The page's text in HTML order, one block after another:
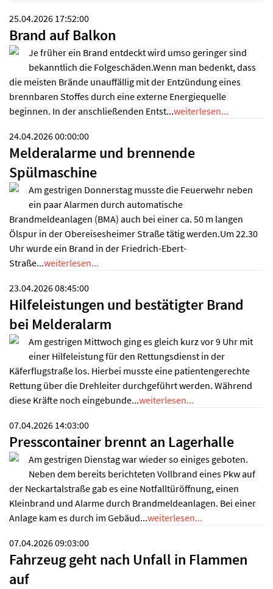
25.04.2026 17:52:00
Brand auf Balkon
Je früher ein Brand entdeckt wird umso geringer sind
bekanntlich die Folgeschäden.Wenn man bedenkt, dass
die meisten Brände unauffällig mit der Entzündung eines
brennbaren Stoffes durch eine externe Energiequelle
beginnen. In der anschließenden Entst...weiterlesen...
24.04.2026 00:00:00
Melderalarme und brennende
Spülmaschine
Am gestrigen Donnerstag musste die Feuerwehr neben
ein paar Alarmen durch automatische
Brandmeldeanlagen (BMA) auch bei einer ca. 50 m langen
Ölspur in der Obereisesheimer Straße tätig werden.Um 22.30
Uhr wurde ein Brand in der Friedrich-Ebert-
Straße...weiterlesen...
23.04.2026 08:45:00
Hilfeleistungen und bestätigter Brand
bei Melderalarm
Am gestrigen Mittwoch ging es gleich kurz vor 9 Uhr mit
einer Hilfeleistung für den Rettungsdienst in der
Käferflugstraße los. Hierbei musste eine patientengerechte
Rettung über die Drehleiter durchgeführt werden. Während
diese Kräfte noch eingebunde...weiterlesen...
07.04.2026 14:03:00
Presscontainer brennt an Lagerhalle
Am gestrigen Dienstag war wieder so einiges geboten.
Neben dem bereits berichteten Vollbrand eines Pkw auf
der Neckartalstraße gab es eine Notfalltüröffnung, einen
Kleinbrand und Alarme durch Brandmeldeanlagen. Bei einer
Anlage kam es durch im Gebäud...weiterlesen...
07.04.2026 09:03:00
Fahrzeug geht nach Unfall in Flammen
auf